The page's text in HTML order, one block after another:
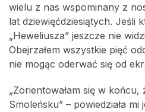
wielu z nas wspominany z
lat dziewięćdziesiątych. Jeśli
„Heweliusza” jeszcze nie
Obejrzałem wszystkie pięć
nie mogąc oderwać się od
„Zorientowałam się w
Smoleńsku” – powiedziała